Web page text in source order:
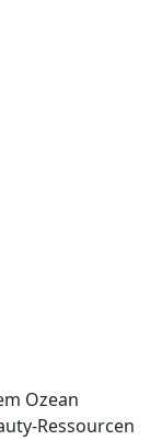
Ozean
Ressourcen